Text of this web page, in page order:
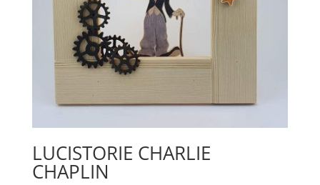
LUCISTORIE CHARLIE
CHAPLIN